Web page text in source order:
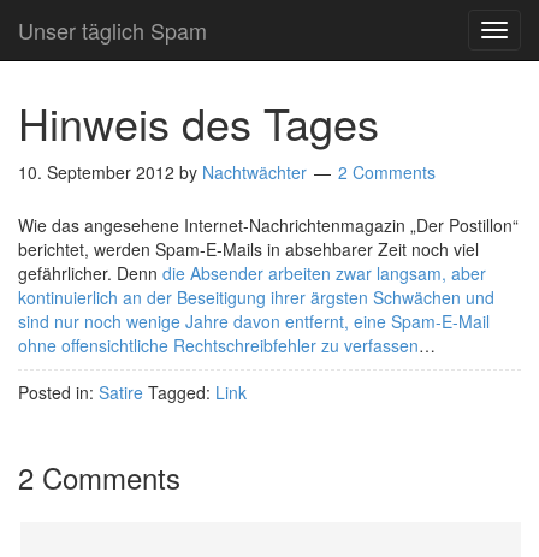
Unser täglich Spam
Hinweis des Tages
10. September 2012 by Nachtwächter 2 Comments
Wie das angesehene Internet-Nachrichtenmagazin „Der Postillon“
berichtet, werden Spam-E-Mails in absehbarer Zeit noch viel
gefährlicher. Denn die Absender arbeiten zwar langsam, aber
kontinuierlich an der Beseitigung ihrer ärgsten Schwächen und
sind nur noch wenige Jahre davon entfernt, eine Spam-E-Mail
ohne offensichtliche Rechtschreibfehler zu verfassen…
Posted in: Satire Tagged: Link
2 Comments